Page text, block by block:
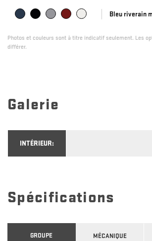
Bleu riverain
Photos et couleurs sont à titre indicatif seulement. Les
différer.
Galerie
INTÉRIEUR:
Spécifications
GROUPE MÉCANIQUE